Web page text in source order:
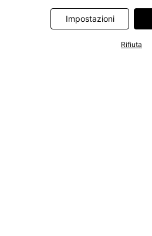
seguenti società: Adjust GmbH,
Limited, Hurra Communications
Meta Platforms Ireland Limited,
Limited, Pinterest Europe Limited,
Impostazioni
Rifiuta